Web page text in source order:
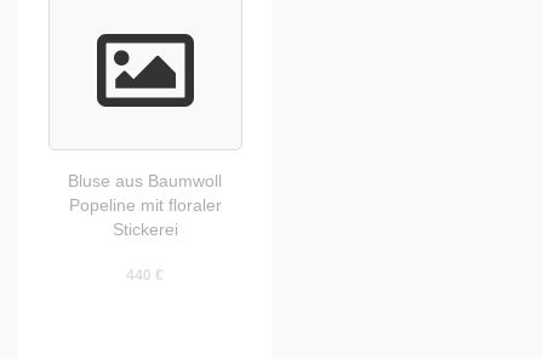
Bluse aus Baumwoll
Popeline mit floraler
Stickerei
440 €